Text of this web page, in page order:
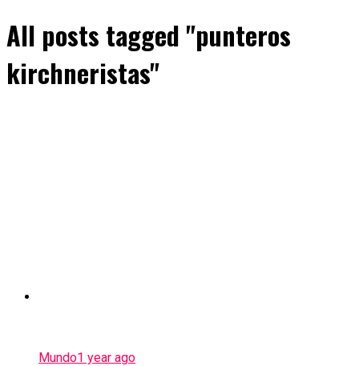
All posts tagged "punteros
kirchneristas"
Mundo1 year ago